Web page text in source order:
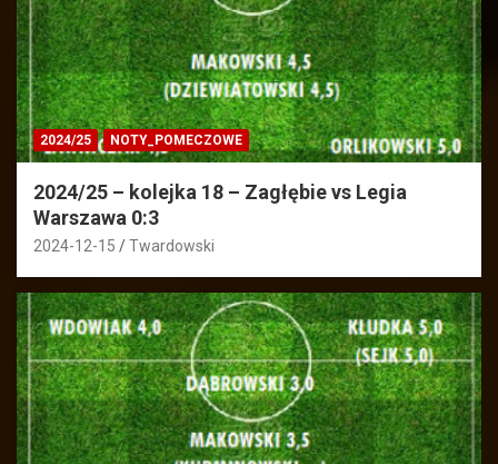
2024/25 NOTY_POMECZOWE
2024/25 – kolejka 18 – Zagłębie vs Legia
Warszawa 0:3
2024-12-15 Twardowski